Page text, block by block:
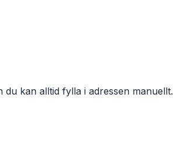
kan alltid fylla i adressen manuellt.